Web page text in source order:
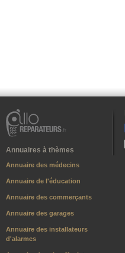
Annuaires à thèmes
Annuaire des médecins
Annuaire de l'éducation
Annuaire des commerçants
Annuaire des garages
Annuaire des installateurs
d'alarmes